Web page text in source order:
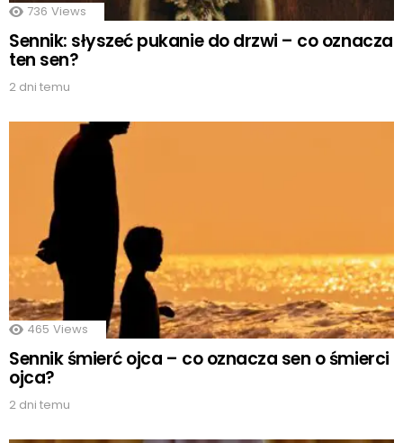
736 Views
Sennik: słyszeć pukanie do drzwi – co oznacza
ten sen?
2 dni temu
465 Views
Sennik śmierć ojca – co oznacza sen o śmierci
ojca?
2 dni temu